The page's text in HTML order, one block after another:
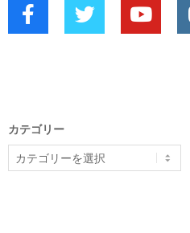
カテゴリー
テ